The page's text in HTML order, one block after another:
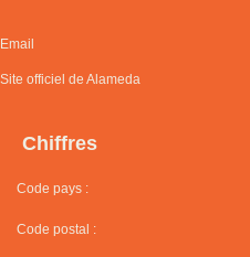
Email
Site officiel de Alameda
Chiffres
Code pays :
Code postal :